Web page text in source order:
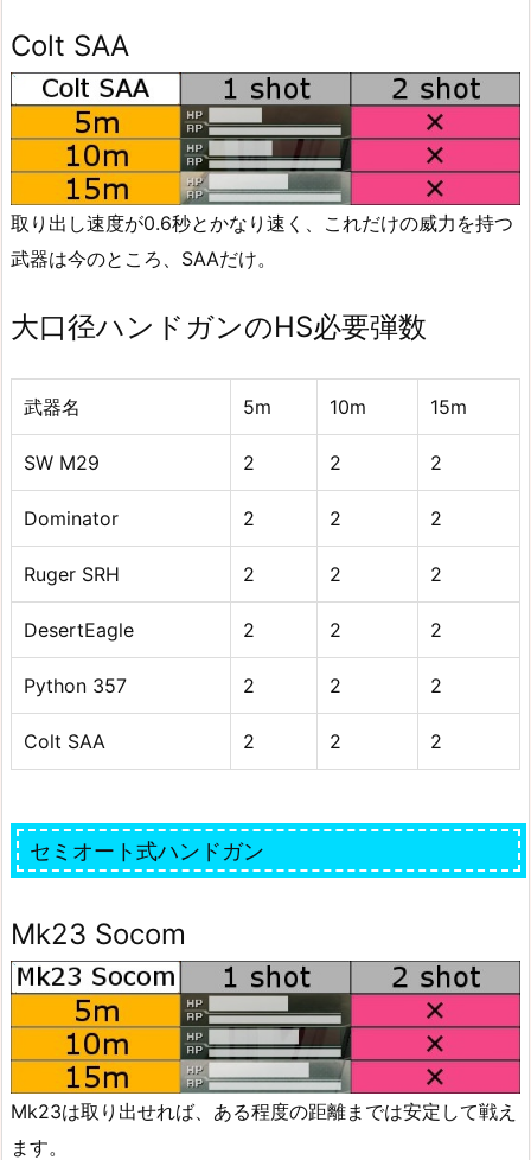
Colt SAA
取り出し速度が0.6秒とかなり速く、これだけの威力を持つ
武器は今のところ、SAAだけ。
大口径ハンドガンのHS必要弾数
武器名 5m 10m 15m
SW M29 2 2 2
Dominator 2 2 2
Ruger SRH 2 2 2
DesertEagle 2 2 2
Python 357 2 2 2
Colt SAA 2 2 2
セミオート式ハンドガン
Mk23 Socom
Mk23は取り出せれば、ある程度の距離までは安定して戦え
ます。